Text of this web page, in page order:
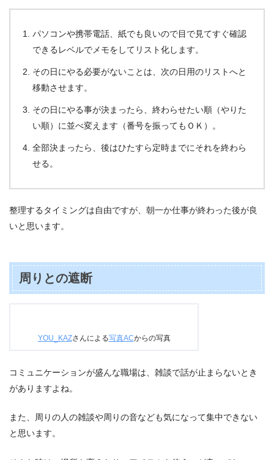
パソコンや携帯電話、紙でも良いので目で見てすぐ確認
できるレベルでメモをしてリスト化します。
その日にやる必要がないことは、次の日用のリストへと
移動させます。
その日にやる事が決まったら、終わらせたい順（やりた
い順）に並べ変えます（番号を振ってもＯＫ）。
全部決まったら、後はひたすら定時までにそれを終わら
せる。
整理するタイミングは自由ですが、朝一か仕事が終わった後が良
いと思います。
周りとの遮断
YOU_KAZさんによる写真ACからの写真
コミュニケーションが盛んな職場は、雑談で話が止まらないとき
がありますよね。
また、周りの人の雑談や周りの音なども気になって集中できない
と思います。